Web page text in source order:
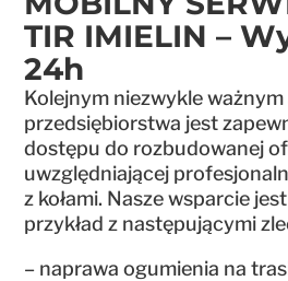
TIR IMIELIN –
24h
Kolejnym niezwykle
przedsiębiorstwa jest
dostępu do rozbudowanej
uwzględniającej
z kołami. Nasze wsparcie
przykład z następującymi
– naprawa ogumienia na